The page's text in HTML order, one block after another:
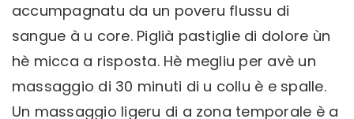
accumpagnatu da un poveru flussu di
sangue à u core. Piglià pastiglie di dolore ùn
hè micca a risposta. Hè megliu per avè un
massaggio di 30 minuti di u collu è e spalle.
Un massaggio ligeru di a zona temporale è a